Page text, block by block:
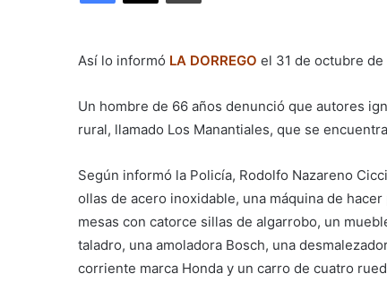
Así lo informó LA DORREGO el 31 de octubre de
Un hombre de 66 años denunció que autores
rural, llamado Los Manantiales, que se
Según informó la Policía, Rodolfo Nazareno
ollas de acero inoxidable, una máquina de
mesas con catorce sillas de algarrobo, un
taladro, una amoladora Bosch, una
corriente marca Honda y un carro de cuatro